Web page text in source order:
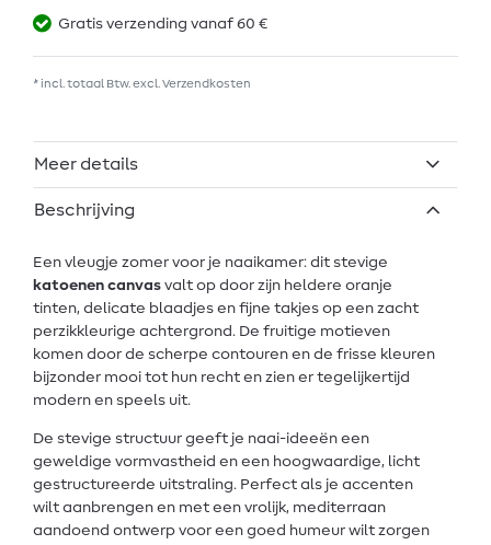
Gratis verzending vanaf 60 €
* incl. totaal Btw. excl. Verzendkosten
Meer details
Beschrijving
Een vleugje zomer voor je naaikamer: dit stevige
katoenen canvas valt op door zijn heldere oranje
tinten, delicate blaadjes en fijne takjes op een zacht
perzikkleurige achtergrond. De fruitige motieven
komen door de scherpe contouren en de frisse kleuren
bijzonder mooi tot hun recht en zien er tegelijkertijd
modern en speels uit.
De stevige structuur geeft je naai-ideeën een
geweldige vormvastheid en een hoogwaardige, licht
gestructureerde uitstraling. Perfect als je accenten
wilt aanbrengen en met een vrolijk, mediterraan
aandoend ontwerp voor een goed humeur wilt zorgen